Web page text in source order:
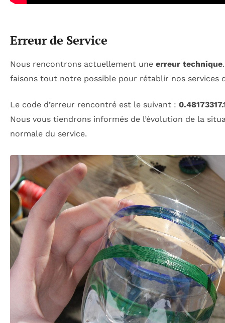
Erreur de Service
Nous rencontrons actuellement une erreur technique
faisons tout notre possible pour rétablir nos services
Le code d’erreur rencontré est le suivant :
Nous vous tiendrons informés de l’évolution de la
normale du service.